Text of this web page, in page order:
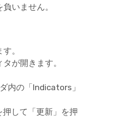
いません。
。
が開きます。
内の「Indicators」
して「更新」を押